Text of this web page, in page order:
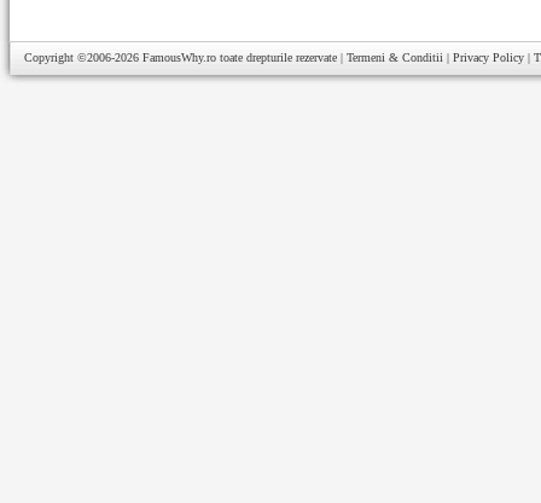
Copyright ©2006-2026 FamousWhy.ro toate drepturile rezervate | Termeni & Conditii | Privacy Policy |